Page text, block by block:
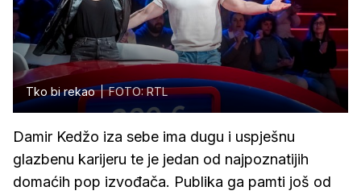
Tko bi rekao FOTO: RTL
Damir Kedžo iza sebe ima dugu i uspješnu
glazbenu karijeru te je jedan od najpoznatijih
domaćih pop izvođača. Publika ga pamti još od